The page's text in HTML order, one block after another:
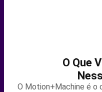
O Que
O Motion+Machine é o